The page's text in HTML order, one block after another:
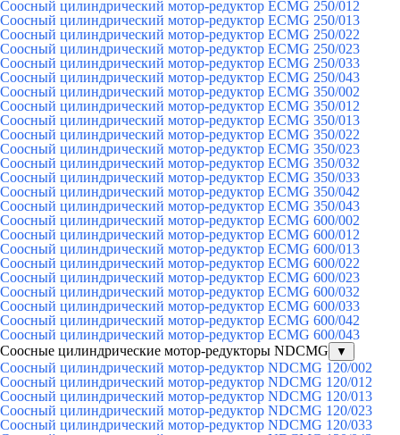
Соосный цилиндрический мотор-редуктор ECMG 250/012
Соосный цилиндрический мотор-редуктор ECMG 250/013
Соосный цилиндрический мотор-редуктор ECMG 250/022
Соосный цилиндрический мотор-редуктор ECMG 250/023
Соосный цилиндрический мотор-редуктор ECMG 250/033
Соосный цилиндрический мотор-редуктор ECMG 250/043
Соосный цилиндрический мотор-редуктор ECMG 350/002
Соосный цилиндрический мотор-редуктор ECMG 350/012
Соосный цилиндрический мотор-редуктор ECMG 350/013
Соосный цилиндрический мотор-редуктор ECMG 350/022
Соосный цилиндрический мотор-редуктор ECMG 350/023
Соосный цилиндрический мотор-редуктор ECMG 350/032
Соосный цилиндрический мотор-редуктор ECMG 350/033
Соосный цилиндрический мотор-редуктор ECMG 350/042
Соосный цилиндрический мотор-редуктор ECMG 350/043
Соосный цилиндрический мотор-редуктор ECMG 600/002
Соосный цилиндрический мотор-редуктор ECMG 600/012
Соосный цилиндрический мотор-редуктор ECMG 600/013
Соосный цилиндрический мотор-редуктор ECMG 600/022
Соосный цилиндрический мотор-редуктор ECMG 600/023
Соосный цилиндрический мотор-редуктор ECMG 600/032
Соосный цилиндрический мотор-редуктор ECMG 600/033
Соосный цилиндрический мотор-редуктор ECMG 600/042
Соосный цилиндрический мотор-редуктор ECMG 600/043
Соосные цилиндрические мотор-редукторы NDCMG
▼
Соосный цилиндрический мотор-редуктор NDCMG 120/002
Соосный цилиндрический мотор-редуктор NDCMG 120/012
Соосный цилиндрический мотор-редуктор NDCMG 120/013
Соосный цилиндрический мотор-редуктор NDCMG 120/023
Соосный цилиндрический мотор-редуктор NDCMG 120/033